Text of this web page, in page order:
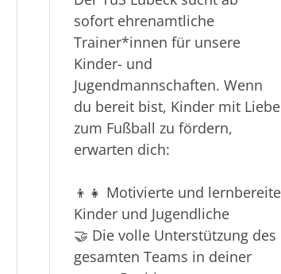
gesucht beim TuS Lübeck!
Hallo Fußballfreunde!
Der TuS Lübeck sucht ab
sofort ehrenamtliche
Trainer*innen für unsere
Kinder- und
Jugendmannschaften. Wenn
du bereit bist, Kinder mit Liebe
zum Fußball zu fördern,
erwarten dich: